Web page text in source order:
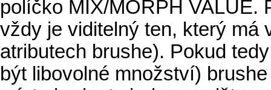
políčko MIX/MORPH VALUE.
vždy je viditelný ten, který má
atributech brushe). Pokud
být libovolné množství)